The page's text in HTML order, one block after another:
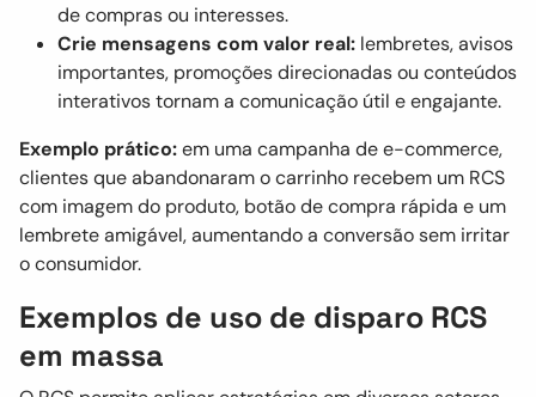
de compras ou interesses.
Crie mensagens com valor real: lembretes, avisos
importantes, promoções direcionadas ou conteúdos
interativos tornam a comunicação útil e engajante.
Exemplo prático:em uma campanha de e-commerce,
clientes que abandonaram o carrinho recebem um RCS
com imagem do produto, botão de compra rápida e um
lembrete amigável, aumentando a conversão sem irritar
o consumidor.
Exemplos de uso de disparo RCS
em massa